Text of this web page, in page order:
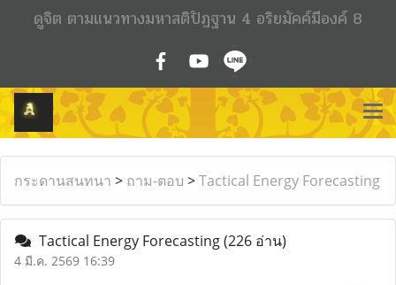
ดูจิต ตามแนวทางมหาสติปัฏฐาน 4 อริยมัคค์มีองค์ 8
กระดานสนทนา > ถาม-ตอบ >Tactical Energy Forecasting
Tactical Energy Forecasting(226 อ่าน)
4 มี.ค. 2569 16:39